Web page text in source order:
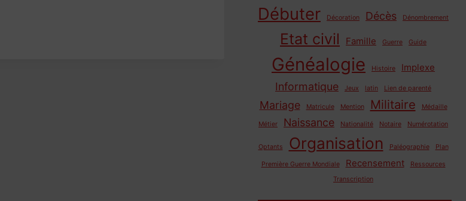
Débuter Décoration Décès Dénombrement
Etat civil Famille Guerre Guide
Généalogie Histoire Implexe
Informatique Jeux latin Lien de parenté
Mariage Matricule Mention Militaire Médaille
Métier Naissance Nationalité Notaire Numérotation
Optants Organisation Paléographie Plan
Première Guerre Mondiale Recensement
Ressources
Transcription